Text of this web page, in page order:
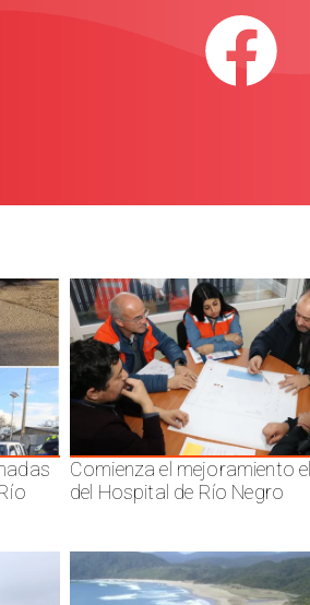
Comienza el mejoramiento
del Hospital de Río Negro